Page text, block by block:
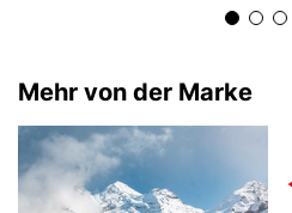
Mehr von der Marke